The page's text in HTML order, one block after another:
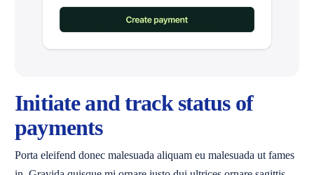
Initiate and track status of
payments
Porta eleifend donec malesuada aliquam eu malesuada ut fames